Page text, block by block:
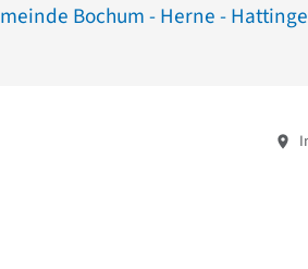
Bochum - Herne -